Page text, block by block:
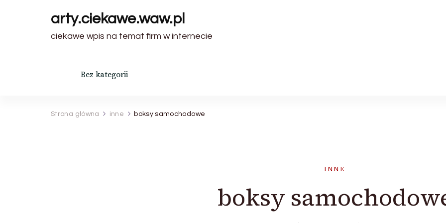
arty.ciekawe.waw.pl
ciekawe wpis na temat firm w internecie
Bez kategorii
Strona główna inne boksy samochodowe
INNE
boksy